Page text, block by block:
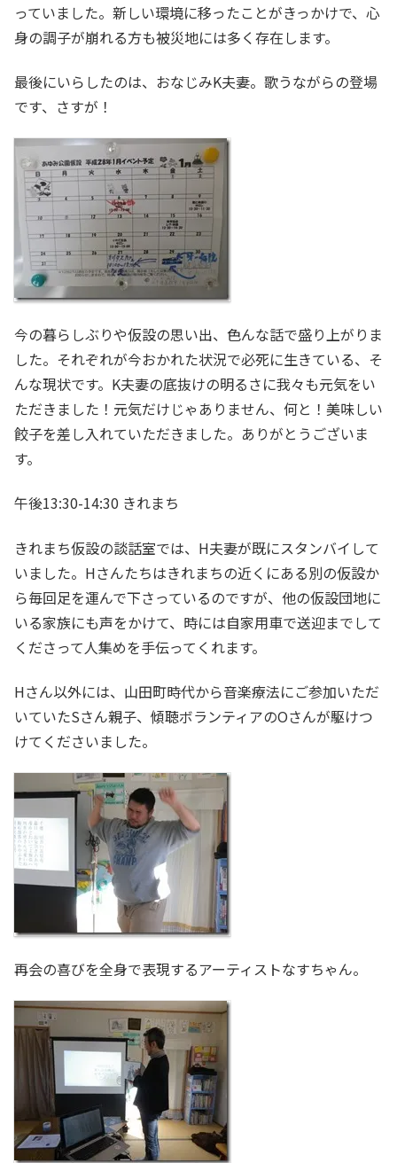
っていました。新しい環境に移ったことがきっかけで、心
身の調子が崩れる方も被災地には多く存在します。
最後にいらしたのは、おなじみK夫妻。歌うながらの登場
です、さすが！
今の暮らしぶりや仮設の思い出、色んな話で盛り上がりま
した。それぞれが今おかれた状況で必死に生きている、そ
んな現状です。K夫妻の底抜けの明るさに我々も元気をい
ただきました！元気だけじゃありません、何と！美味しい
餃子を差し入れていただきました。ありがとうございま
す。
午後13:30-14:30 きれまち
きれまち仮設の談話室では、H夫妻が既にスタンバイして
いました。Hさんたちはきれまちの近くにある別の仮設か
ら毎回足を運んで下さっているのですが、他の仮設団地に
いる家族にも声をかけて、時には自家用車で送迎までして
くださって人集めを手伝ってくれます。
Hさん以外には、山田町時代から音楽療法にご参加いただ
いていたSさん親子、傾聴ボランティアのOさんが駆けつ
けてくださいました。
再会の喜びを全身で表現するアーティストなすちゃん。